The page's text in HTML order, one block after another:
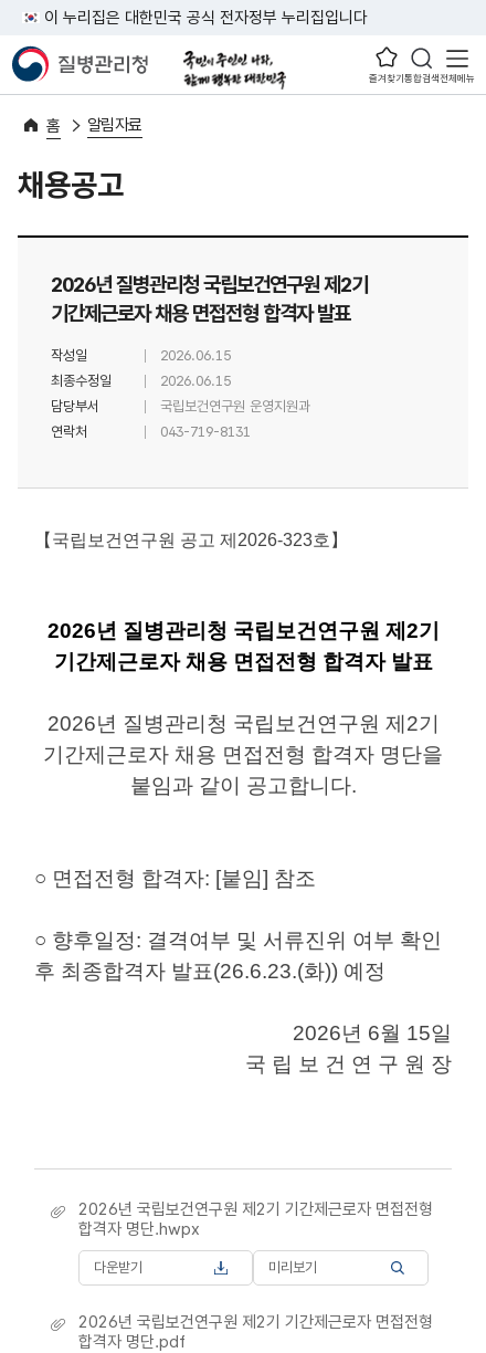
이 누리집은 대한민국 공식 전자정부 누리집입니다
즐겨찾기통합검색전체메뉴
홈 알림자료
채용공고
2026년 질병관리청 국립보건연구원 제2기
기간제근로자 채용 면접전형 합격자 발표
작성일
2026.06.15
최종수정일
2026.06.15
담당부서
국립보건연구원 운영지원과
연락처
043-719-8131
【국립보건연구원 공고 제2026-323호】
2026년 질병관리청 국립보건연구원 제2기
기간제근로자 채용 면접전형 합격자 발표
2026년 질병관리청 국립보건연구원 제2기
기간제근로자 채용 면접전형 합격자 명단을
붙임과 같이 공고합니다.
○ 면접전형 합격자: [붙임] 참조
○ 향후일정: 결격여부 및 서류진위 여부 확인
후 최종합격자 발표(26.6.23.(화)) 예정
2026년 6월 15일
국 립 보 건 연 구 원 장
2026년 국립보건연구원 제2기 기간제근로자 면접전형
합격자 명단.hwpx
다운받기 미리보기
2026년 국립보건연구원 제2기 기간제근로자 면접전형
합격자 명단.pdf